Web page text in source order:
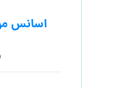
اسانس